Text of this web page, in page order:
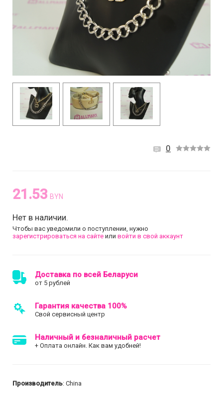
0
21.53 BYN
Нет в наличии.
Чтобы вас уведомили о поступлении, нужно
зарегистрироваться на сайте или войти в свой аккаунт
Доставка по всей Беларуси
от 5 рублей
Гарантия качества 100%
Свой сервисный центр
Наличный и безналичный расчет
+ Оплата онлайн. Как вам удобней!
Производитель: China